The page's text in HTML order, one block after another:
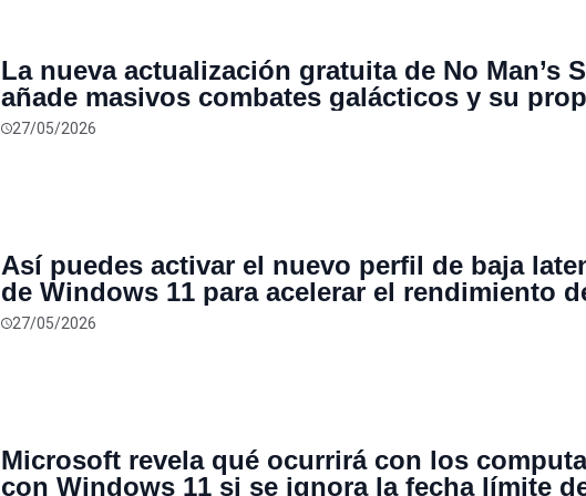
La nueva actualización gratuita de No Man’s
añade masivos combates galácticos y su
“Estrella de la Muerte” capaz de destruir
27/05/2026
Así puedes activar el nuevo perfil de baja
de Windows 11 para acelerar el rendimiento
CPU
27/05/2026
Microsoft revela qué ocurrirá con los
con Windows 11 si se ignora la fecha límite